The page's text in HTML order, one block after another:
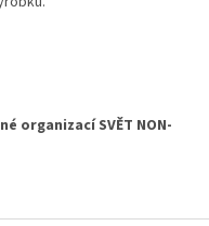
organizací SVĚT NON-